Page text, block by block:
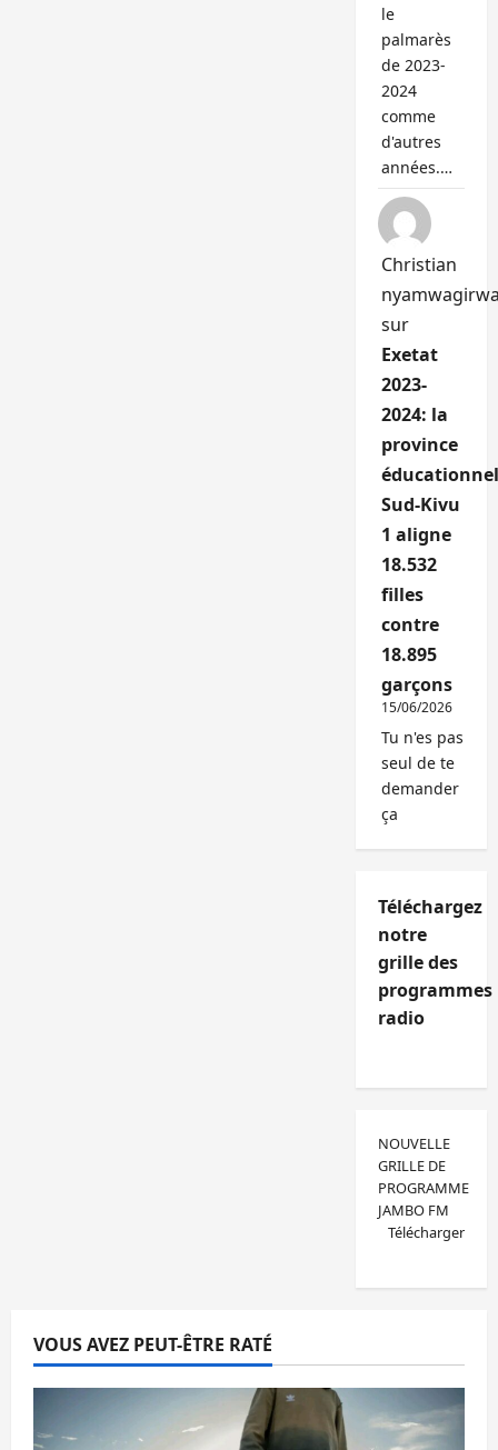
le
palmarès
de 2023-
2024
comme
d'autres
années.…
Christian
sur
Exetat
2023-
2024: la
province
Sud-Kivu
1 aligne
18.532
filles
contre
18.895
garçons
15/06/2026
Tu n'es pas
seul de te
demander
ça
Téléchargez
notre
grille des
programmes
radio
NOUVELLE
GRILLE DE
PROGRAMME
JAMBO FM
Télécharger
VOUS AVEZ PEUT-ÊTRE RATÉ